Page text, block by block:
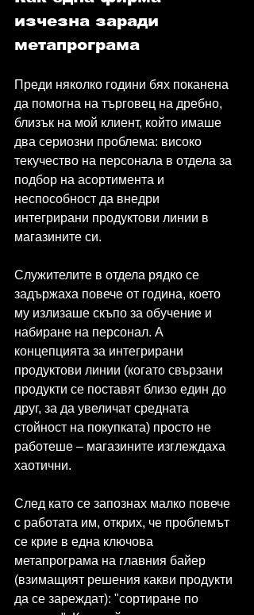
изчезна заради
метапрограма
Преди няколко години бях поканена
да помогна на търговец на дребно,
близък на мой клиент, който имаше
два сериозни проблема: високо
текучество на персонала в отдела за
подбор на асортимента и
неспособност да внедри
интегрирани продуктови линии в
магазините си.
Служителите в отдела рядко се
задържаха повече от година, което
му излизаше скъпо за обучение и
набиране на персонал. А
концепцията за интегрирани
продуктови линии (когато свързани
продукти се поставят близо един до
друг, за да увеличат средната
стойност на покупката) просто не
работеше – магазините изглеждаха
хаотични.
След като се запознах малко повече
с работата им, открих, че проблемът
се крие в една ключова
метапрограма на главния байер
(взимащият решения какви продукти
да се зареждат): "сортиране по